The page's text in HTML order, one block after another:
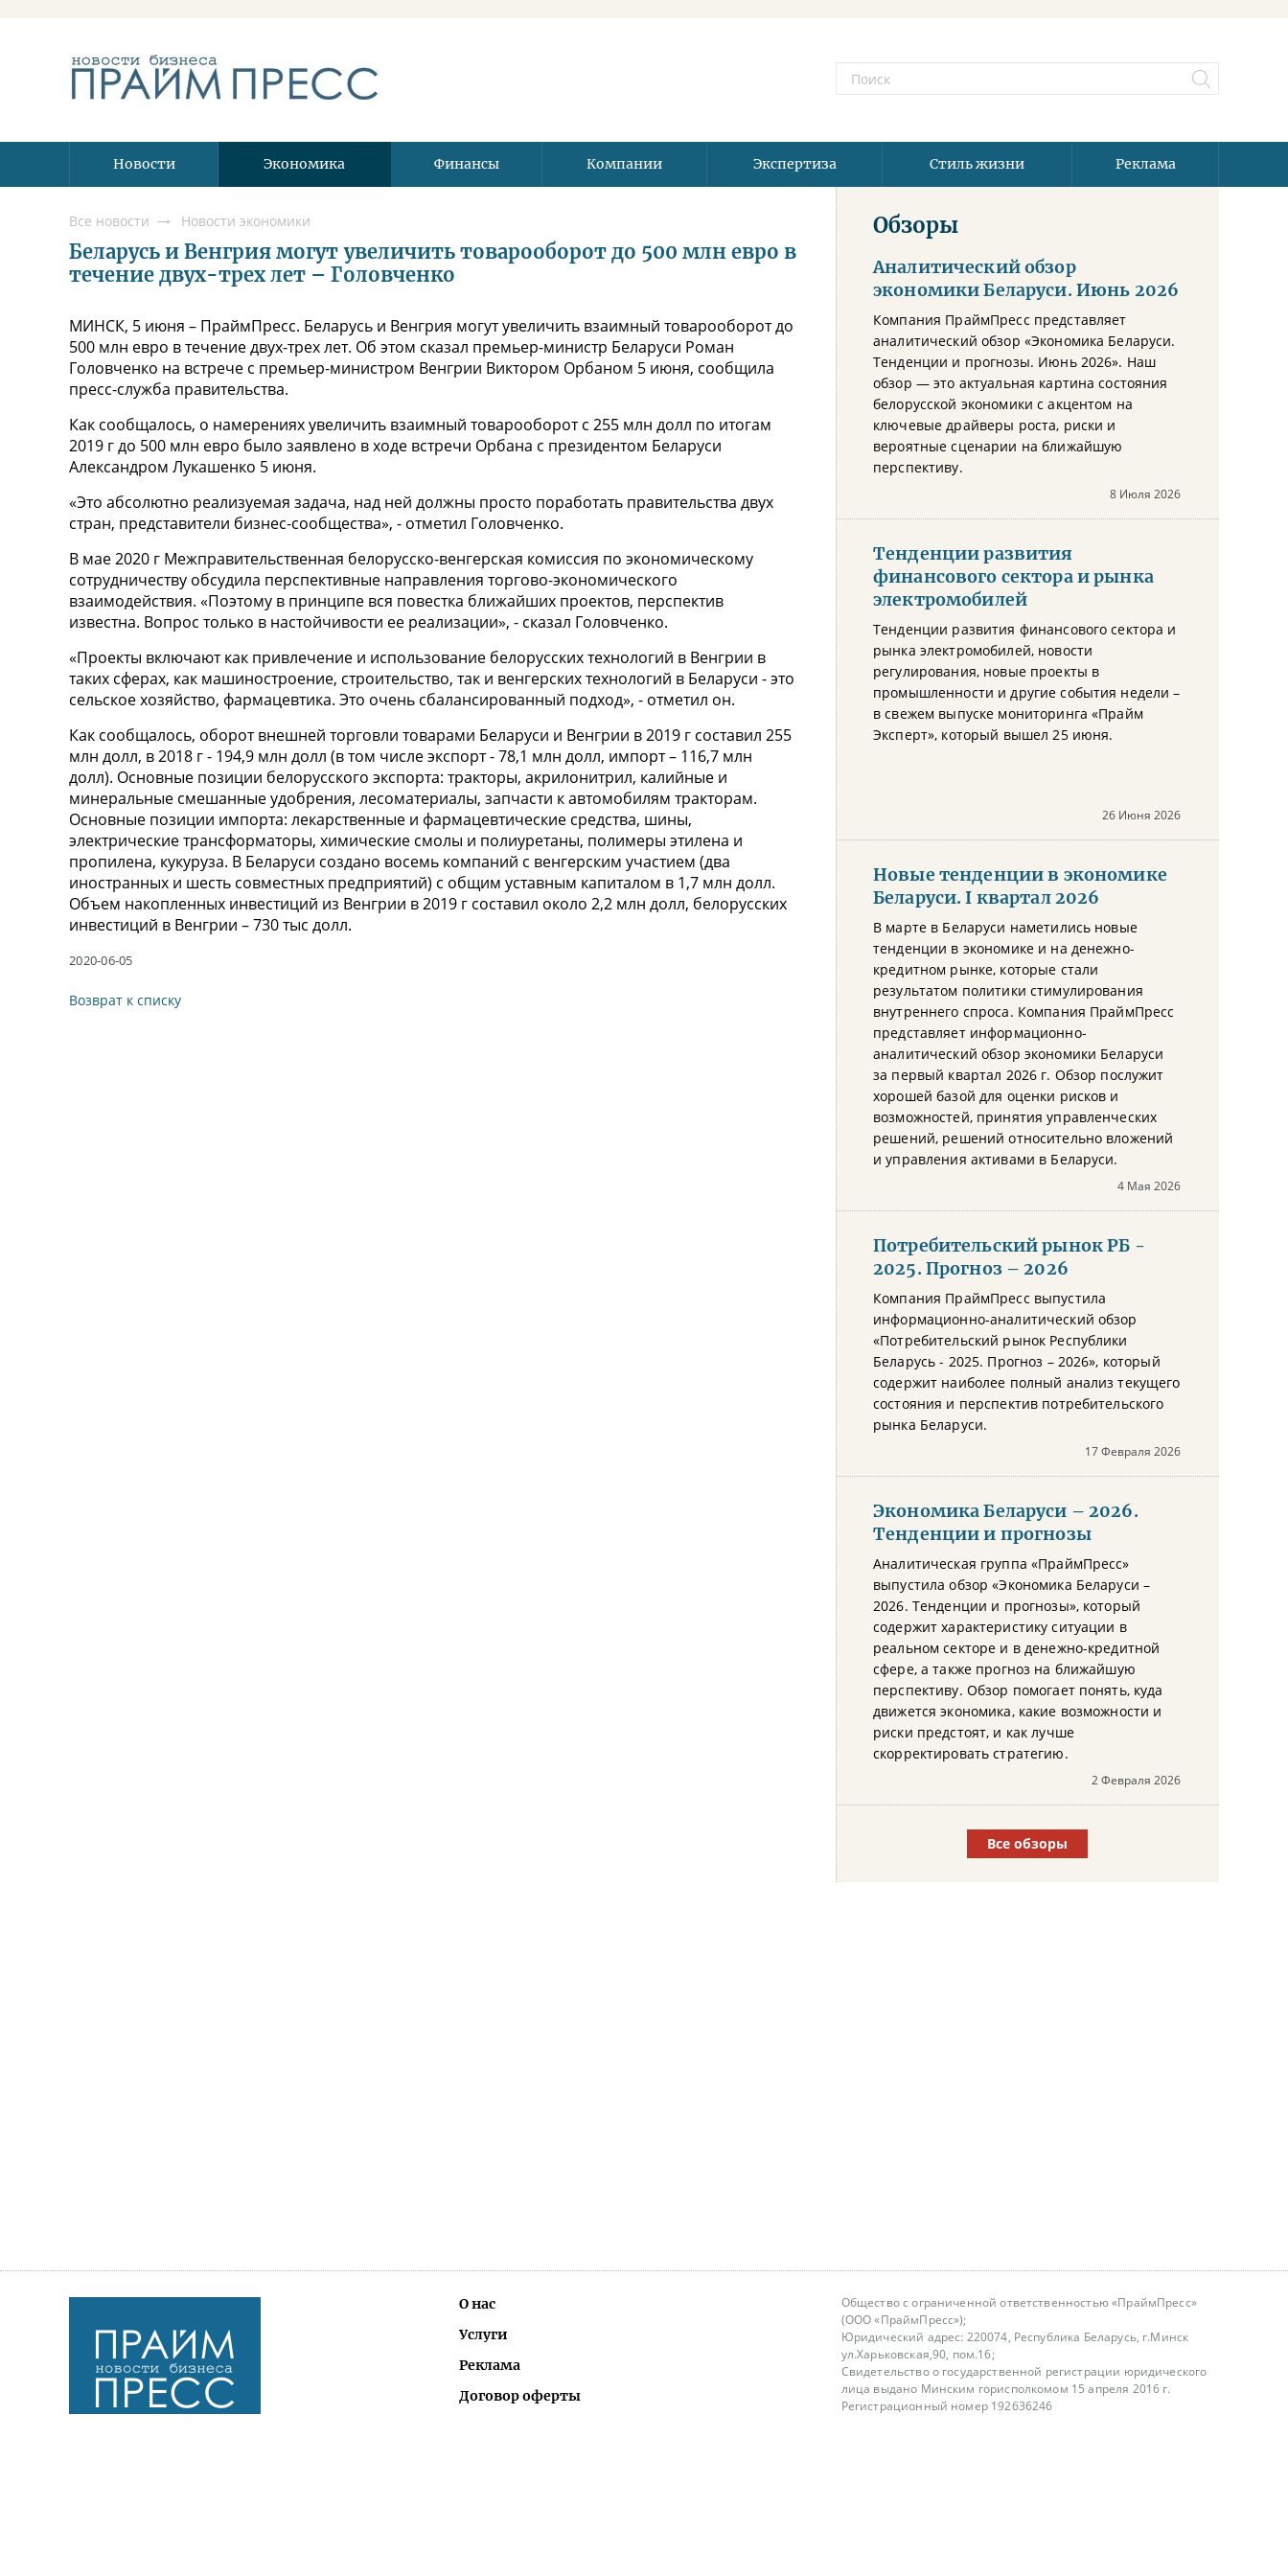
Новости Экономика Финансы Компании Экспертиза Стиль жизни Реклама
Все новости Новости экономики
Беларусь и Венгрия могут увеличить товарооборот до 500 млн евро в
течение двух-трех лет – Головченко
МИНСК, 5 июня – ПраймПресс. Беларусь и Венгрия могут увеличить взаимный товарооборот до
500 млн евро в течение двух-трех лет. Об этом сказал премьер-министр Беларуси Роман
Головченко на встрече с премьер-министром Венгрии Виктором Орбаном 5 июня, сообщила
пресс-служба правительства.
Как сообщалось, о намерениях увеличить взаимный товарооборот с 255 млн долл по итогам
2019 г до 500 млн евро было заявлено в ходе встречи Орбана с президентом Беларуси
Александром Лукашенко 5 июня.
«Это абсолютно реализуемая задача, над ней должны просто поработать правительства двух
стран, представители бизнес-сообщества», - отметил Головченко.
В мае 2020 г Межправительственная белорусско-венгерская комиссия по экономическому
сотрудничеству обсудила перспективные направления торгово-экономического
взаимодействия. «Поэтому в принципе вся повестка ближайших проектов, перспектив
известна. Вопрос только в настойчивости ее реализации», - сказал Головченко.
«Проекты включают как привлечение и использование белорусских технологий в Венгрии в
таких сферах, как машиностроение, строительство, так и венгерских технологий в Беларуси - это
сельское хозяйство, фармацевтика. Это очень сбалансированный подход», - отметил он.
Как сообщалось, оборот внешней торговли товарами Беларуси и Венгрии в 2019 г составил 255
млн долл, в 2018 г - 194,9 млн долл (в том числе экспорт - 78,1 млн долл, импорт – 116,7 млн
долл). Основные позиции белорусского экспорта: тракторы, акрилонитрил, калийные и
минеральные смешанные удобрения, лесоматериалы, запчасти к автомобилям тракторам.
Основные позиции импорта: лекарственные и фармацевтические средства, шины,
электрические трансформаторы, химические смолы и полиуретаны, полимеры этилена и
пропилена, кукуруза. В Беларуси создано восемь компаний с венгерским участием (два
иностранных и шесть совместных предприятий) с общим уставным капиталом в 1,7 млн долл.
Объем накопленных инвестиций из Венгрии в 2019 г составил около 2,2 млн долл, белорусских
инвестиций в Венгрии – 730 тыс долл.
2020-06-05
Возврат к списку
Обзоры
Аналитический обзор
экономики Беларуси. Июнь 2026
Компания ПраймПресс представляет
аналитический обзор «Экономика Беларуси.
Тенденции и прогнозы. Июнь 2026». Наш
обзор — это актуальная картина состояния
белорусской экономики с акцентом на
ключевые драйверы роста, риски и
вероятные сценарии на ближайшую
перспективу.
8 Июля 2026
Тенденции развития
финансового сектора и рынка
электромобилей
Тенденции развития финансового сектора и
рынка электромобилей, новости
регулирования, новые проекты в
промышленности и другие события недели –
в свежем выпуске мониторинга «Прайм
Эксперт», который вышел 25 июня.
26 Июня 2026
Новые тенденции в экономике
Беларуси. I квартал 2026
В марте в Беларуси наметились новые
тенденции в экономике и на денежно-
кредитном рынке, которые стали
результатом политики стимулирования
внутреннего спроса. Компания ПраймПресс
представляет информационно-
аналитический обзор экономики Беларуси
за первый квартал 2026 г. Обзор послужит
хорошей базой для оценки рисков и
возможностей, принятия управленческих
решений, решений относительно вложений
и управления активами в Беларуси.
4 Мая 2026
Потребительский рынок РБ -
2025. Прогноз – 2026
Компания ПраймПресс выпустила
информационно-аналитический обзор
«Потребительский рынок Республики
Беларусь - 2025. Прогноз – 2026», который
содержит наиболее полный анализ текущего
состояния и перспектив потребительского
рынка Беларуси.
17 Февраля 2026
Экономика Беларуси – 2026.
Тенденции и прогнозы
Аналитическая группа «ПраймПресс»
выпустила обзор «Экономика Беларуси –
2026. Тенденции и прогнозы», который
содержит характеристику ситуации в
реальном секторе и в денежно-кредитной
сфере, а также прогноз на ближайшую
перспективу. Обзор помогает понять, куда
движется экономика, какие возможности и
риски предстоят, и как лучше
скорректировать стратегию.
2 Февраля 2026
Все обзоры
О нас
Услуги
Реклама
Договор оферты
Общество с ограниченной ответственностью «ПраймПресс»
(ООО «ПраймПресс»);
Юридический адрес: 220074, Республика Беларусь, г.Минск
ул.Харьковская,90, пом.16;
Свидетельство о государственной регистрации юридического
лица выдано Минским горисполкомом 15 апреля 2016 г.
Регистрационный номер 192636246